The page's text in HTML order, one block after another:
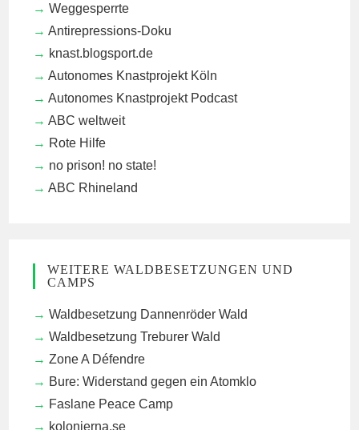
Weggesperrte
Antirepressions-Doku
knast.blogsport.de
Autonomes Knastprojekt Köln
Autonomes Knastprojekt Podcast
ABC weltweit
Rote Hilfe
no prison! no state!
ABC Rhineland
WEITERE WALDBESETZUNGEN UND
CAMPS
Waldbesetzung Dannenröder Wald
Waldbesetzung Treburer Wald
Zone A Défendre
Bure: Widerstand gegen ein Atomklo
Faslane Peace Camp
kolonierna.se